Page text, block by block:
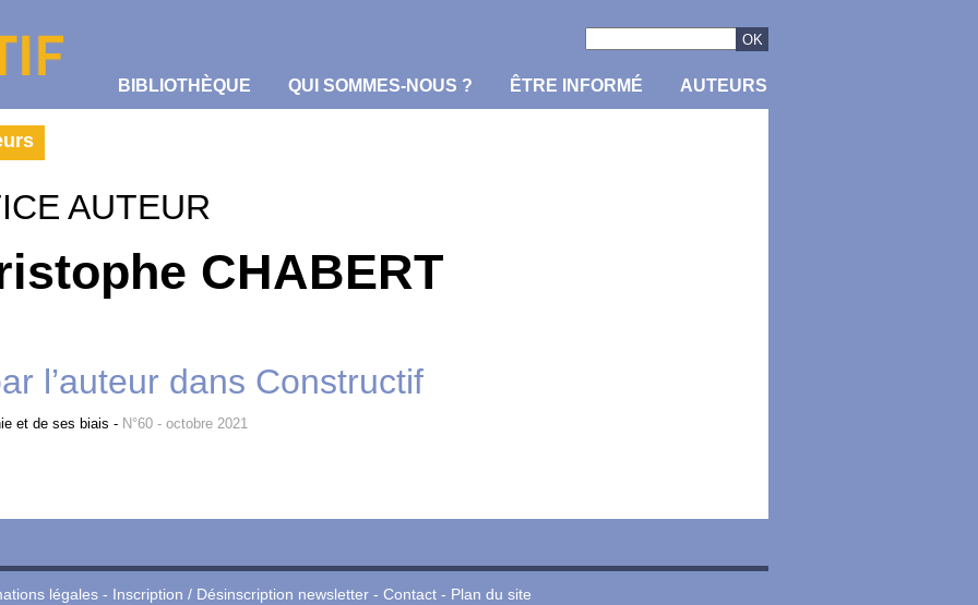
BIBLIOTHÈQUE QUI SOMMES-NOUS ? ÊTRE INFORMÉ AUTEURS
AUTEUR
CHABERT
l’auteur dans Constructif
et de ses biais - N°60 - octobre 2021
légales- Inscription / Désinscription newsletter- Contact- Plan du site